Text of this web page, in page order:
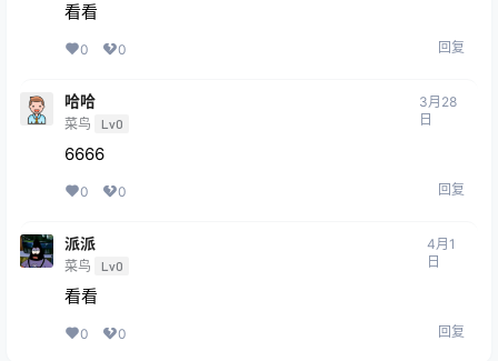
看看
0 0 回复
哈哈
菜鸟 Lv0
3月28
日
6666
0 0 回复
派派
菜鸟 Lv0
4月1
日
看看
0 0 回复